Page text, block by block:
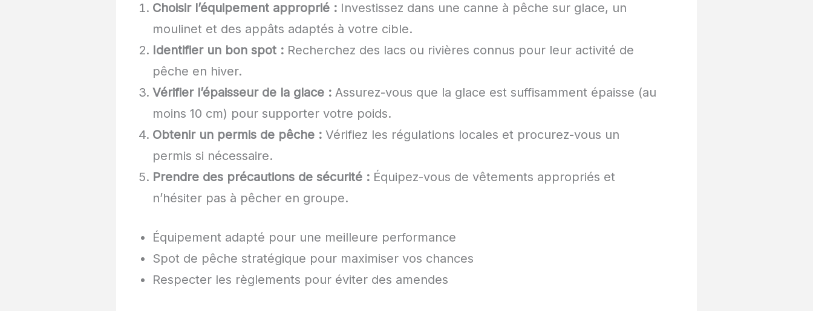
Choisir l’équipement approprié : Investissez dans une canne à pêche sur glace, un
moulinet et des appâts adaptés à votre cible.
Identifier un bon spot : Recherchez des lacs ou rivières connus pour leur activité de
pêche en hiver.
Vérifier l’épaisseur de la glace : Assurez-vous que la glace est suffisamment épaisse (au
moins 10 cm) pour supporter votre poids.
Obtenir un permis de pêche : Vérifiez les régulations locales et procurez-vous un
permis si nécessaire.
Prendre des précautions de sécurité : Équipez-vous de vêtements appropriés et
n’hésiter pas à pêcher en groupe.
Équipement adapté pour une meilleure performance
Spot de pêche stratégique pour maximiser vos chances
Respecter les règlements pour éviter des amendes